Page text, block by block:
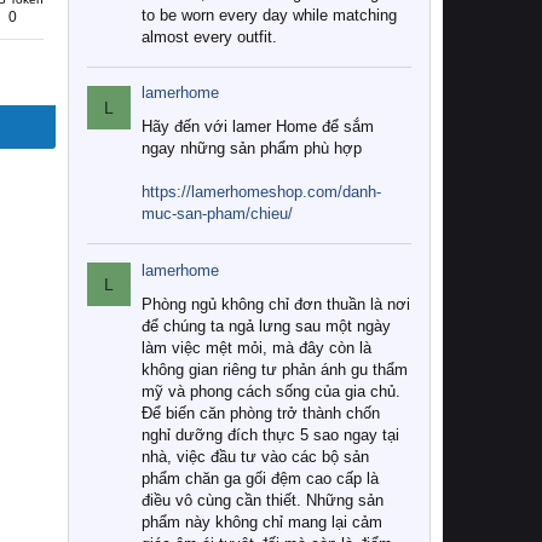
0
to be worn every day while matching
almost every outfit.
L
lamerhome
Hãy đến với lamer Home để sắm
ngay những sản phẩm phù hợp
https://lamerhomeshop.com/danh-
muc-san-pham/chieu/
L
lamerhome
Phòng ngủ không chỉ đơn thuần là nơi
để chúng ta ngả lưng sau một ngày
làm việc mệt mỏi, mà đây còn là
không gian riêng tư phản ánh gu thẩm
mỹ và phong cách sống của gia chủ.
Để biến căn phòng trở thành chốn
nghỉ dưỡng đích thực 5 sao ngay tại
nhà, việc đầu tư vào các bộ sản
phẩm chăn ga gối đệm cao cấp là
điều vô cùng cần thiết. Những sản
phẩm này không chỉ mang lại cảm